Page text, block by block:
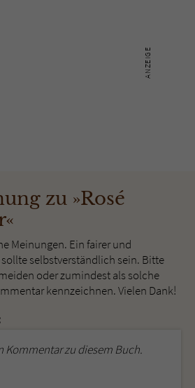
zu »Rosé
Meinungen. Ein fairer und
selbstverständlich sein. Bitte
oder zumindest als solche
kennzeichnen. Vielen Dank!
Kommentar zu diesem Buch.